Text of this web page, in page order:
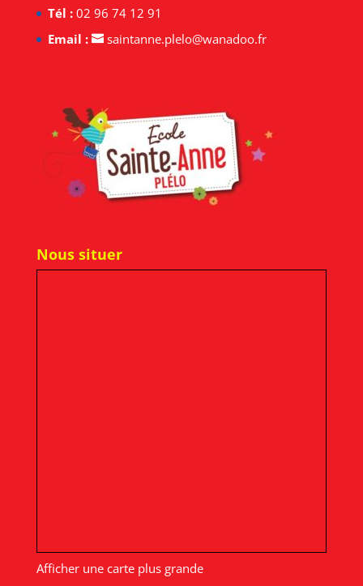
Tél :02 96 74 12 91
Email :
saintanne.plelo@wanadoo.fr
Nous situer
Afficher une carte plus grande